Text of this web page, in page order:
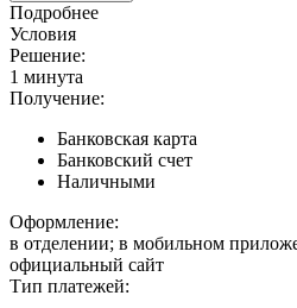
Подробнее
Условия
Решение:
1 минута
Получение:
Банковская карта
Банковский счет
Наличными
Оформление:
в отделении; в мобильном
официальный сайт
Тип платежей: